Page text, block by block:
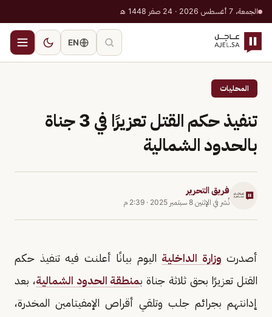
الجمعة، 7 أغسطس 2026 · 24 صفر 1448 هـ
EN
المحليات
تنفيذ حكم القتل تعزيرًا في 3 جناة
بالحدود الشمالية
فريق التحرير
نُشر في الإثنين 8 سبتمبر 2025 · 2:39 م
أصدرت وزارة الداخلية اليوم بيانًا أعلنت فيه تنفيذ حكم
القتل تعزيرًا بحق ثلاثة جناة بمنطقة الحدود الشمالية، بعد
إدانتهم بجرائم جلب وتلقي أقراص الإمفيتامين المخدرة،